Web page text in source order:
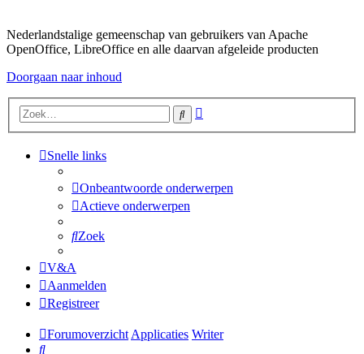
Nederlandstalige gemeenschap van gebruikers van Apache
OpenOffice, LibreOffice en alle daarvan afgeleide producten
Doorgaan naar inhoud
Zoek
Snelle links
Onbeantwoorde onderwerpen
Actieve onderwerpen
Zoek
V&A
Aanmelden
Registreer
Forumoverzicht Applicaties Writer
Zoek